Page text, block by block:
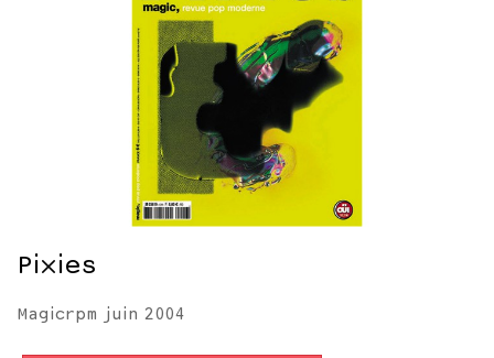
Pixies
Magicrpm juin 2004